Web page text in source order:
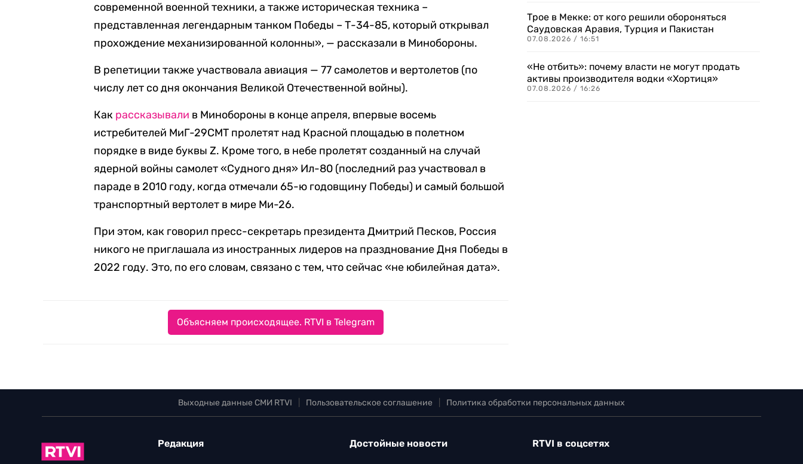
современной военной техники, а также историческая техника –
представленная легендарным танком Победы – Т-34-85, который открывал
прохождение механизированной колонны», — рассказали в Минобороны.
В репетиции также участвовала авиация — 77 самолетов и вертолетов (по
числу лет со дня окончания Великой Отечественной войны).
Как рассказывали в Минобороны в конце апреля, впервые восемь
истребителей МиГ-29СМТ пролетят над Красной площадью в полетном
порядке в виде буквы Z. Кроме того, в небе пролетят созданный на случай
ядерной войны самолет «Судного дня» Ил-80 (последний раз участвовал в
параде в 2010 году, когда отмечали 65-ю годовщину Победы) и самый большой
транспортный вертолет в мире Ми-26.
При этом, как говорил пресс-секретарь президента Дмитрий Песков, Россия
никого не приглашала из иностранных лидеров на празднование Дня Победы в
2022 году. Это, по его словам, связано с тем, что сейчас «не юбилейная дата».
Объясняем происходящее. RTVI в Telegram
Трое в Мекке: от кого решили обороняться
Саудовская Аравия, Турция и Пакистан
07.08.2026 / 16:51
«Не отбить»: почему власти не могут продать
активы производителя водки «Хортиця»
07.08.2026 / 16:26
Выходные данные СМИ RTVI Пользовательское соглашение Политика обработки персональных данных
Редакция Достойные новости RTVI в соцсетях